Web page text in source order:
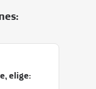
elige: